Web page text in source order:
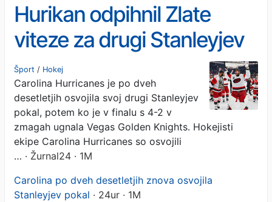
Hurikan odpihnil Zlate
viteze za drugi Stanleyjev
pokal
Šport / Hokej
Carolina Hurricanes je po dveh
desetletjih osvojila svoj drugi Stanleyjev
pokal, potem ko je v finalu s 4-2 v
zmagah ugnala Vegas Golden Knights. Hokejisti
ekipe Carolina Hurricanes so osvojili
… · Žurnal24 · 1M
Carolina po dveh desetletjih znova osvojila
Stanleyjev pokal · 24ur · 1M